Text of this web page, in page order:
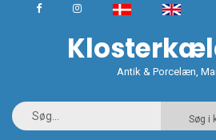
Antik & Porcelæn,
Søg i